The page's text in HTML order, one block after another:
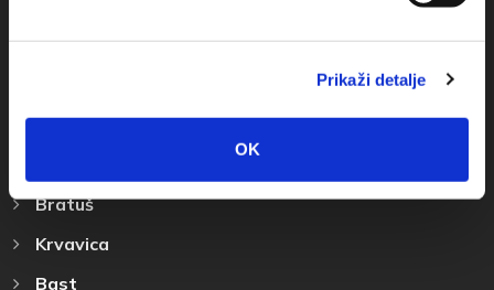
Prikaži detalje
OK
Baška Voda
Bratuš
Krvavica
Bast